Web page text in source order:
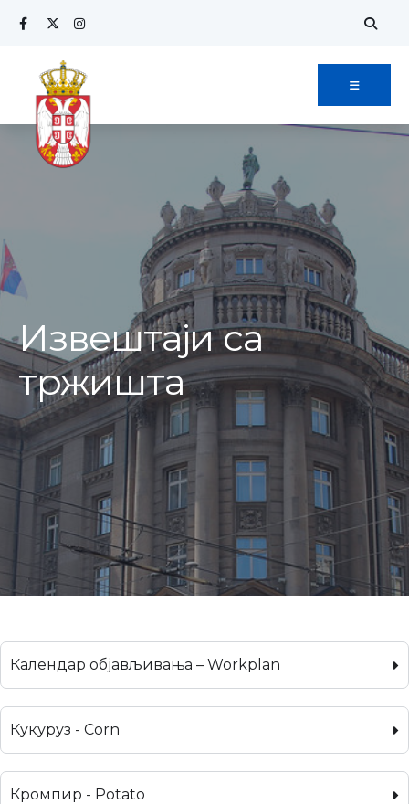
Извештаји са
тржишта
Календар објављивања – Workplan
Кукуруз - Corn
Кромпир - Potato